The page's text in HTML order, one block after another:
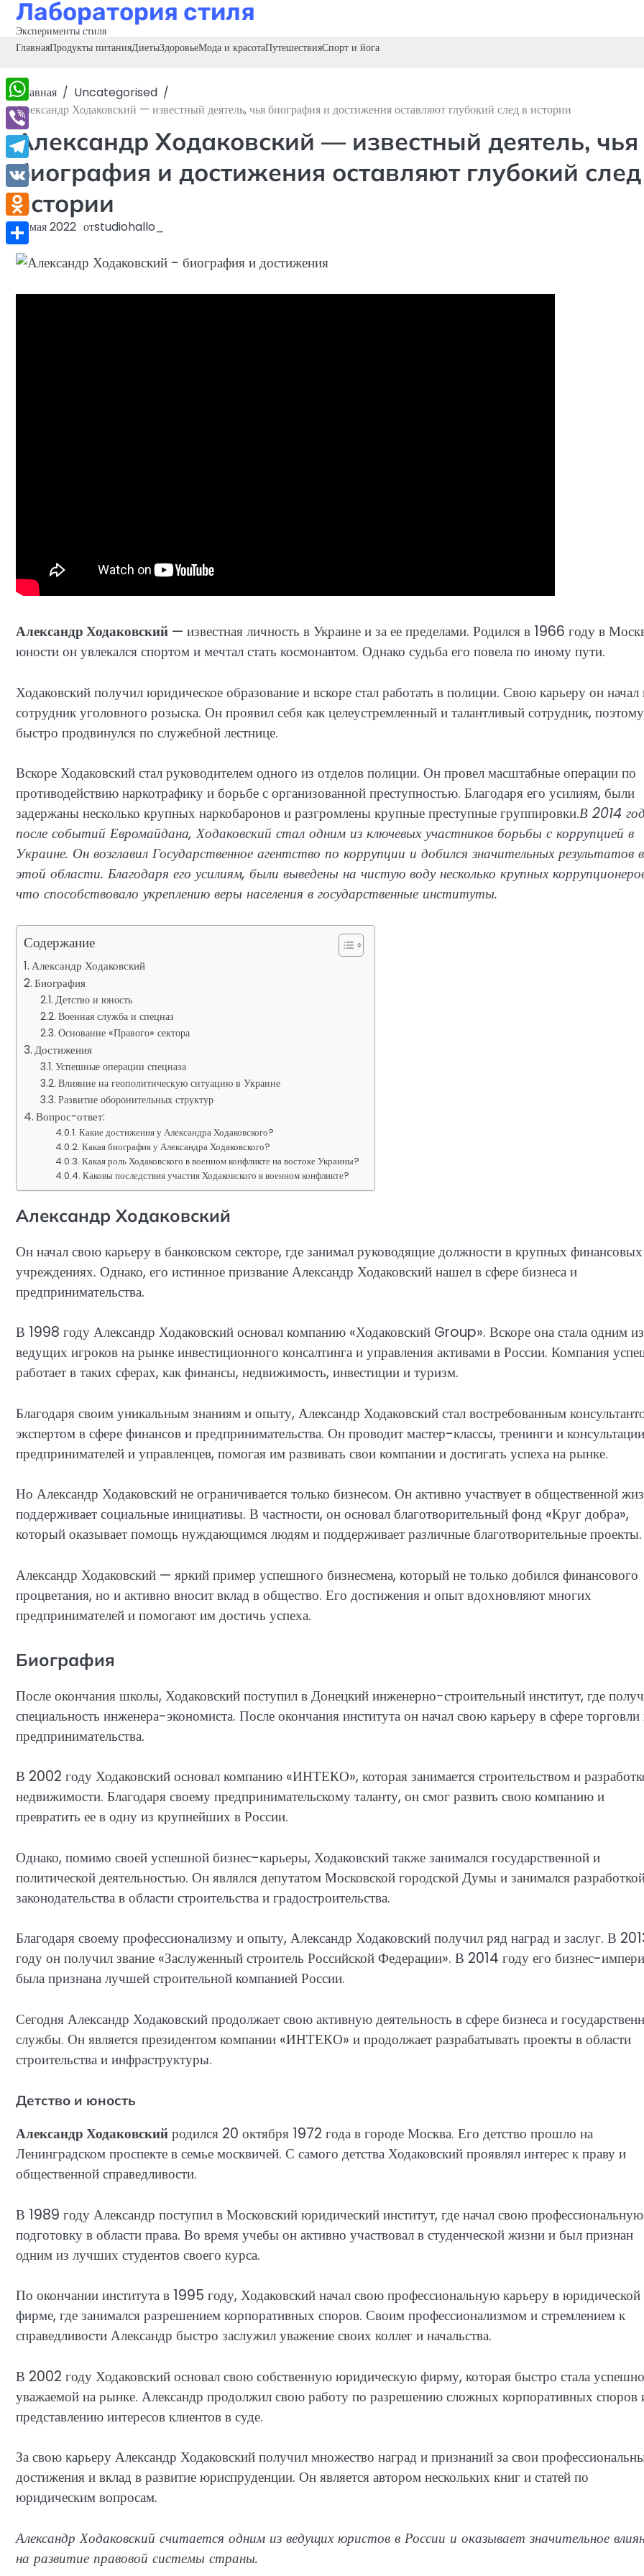
Перейти
содержимому
Лаборатория стиля
Эксперименты стиля
ГлавнаяПродукты питанияДиетыЗдоровьеМода и красотаПутешествияСпорт и йога
Главная
Uncategorised
Александр Ходаковский — известный деятель, чья биография и достижения оставляют глубокий след в истории
Александр Ходаковский — известный деятель, чья
биография и достижения оставляют глубокий
истории
16 мая 2022 отstudiohallo_
Александр Ходаковский — известная личность в Украине и за ее пределами. Родился в 1966 году в
юности он увлекался спортом и мечтал стать космонавтом. Однако судьба его повела по иному пути.
Ходаковский получил юридическое образование и вскоре стал работать в полиции. Свою карьеру он начал
сотрудник уголовного розыска. Он проявил себя как целеустремленный и талантливый сотрудник, поэтому
быстро продвинулся по служебной лестнице.
Вскоре Ходаковский стал руководителем одного из отделов полиции. Он провел масштабные операции по
противодействию наркотрафику и борьбе с организованной преступностью. Благодаря его усилиям, были
задержаны несколько крупных наркобаронов и разгромлены крупные преступные группировки.В 2014
после событий Евромайдана, Ходаковский стал одним из ключевых участников борьбы с коррупцией в
Украине. Он возглавил Государственное агентство по коррупции и добился значительных результатов в
этой области. Благодаря его усилиям, были выведены на чистую воду несколько крупных
что способствовало укреплению веры населения в государственные институты.
Содержание
Александр Ходаковский
Биография
Детство и юность
Военная служба и спецназ
Основание «Правого» сектора
Достижения
Успешные операции спецназа
Влияние на геополитическую ситуацию в Украине
Развитие оборонительных структур
Вопрос-ответ:
Какие достижения у Александра Ходаковского?
Какая биография у Александра Ходаковского?
Какая роль Ходаковского в военном конфликте на востоке Украины?
Каковы последствия участия Ходаковского в военном конфликте?
Александр Ходаковский
Он начал свою карьеру в банковском секторе, где занимал руководящие должности в крупных финансовых
учреждениях. Однако, его истинное призвание Александр Ходаковский нашел в сфере бизнеса и
предпринимательства.
В 1998 году Александр Ходаковский основал компанию «Ходаковский Group». Вскоре она стала одним из
ведущих игроков на рынке инвестиционного консалтинга и управления активами в России. Компания
работает в таких сферах, как финансы, недвижимость, инвестиции и туризм.
Благодаря своим уникальным знаниям и опыту, Александр Ходаковский стал востребованным
экспертом в сфере финансов и предпринимательства. Он проводит мастер-классы, тренинги и
предпринимателей и управленцев, помогая им развивать свои компании и достигать успеха на рынке.
Но Александр Ходаковский не ограничивается только бизнесом. Он активно участвует в общественной
поддерживает социальные инициативы. В частности, он основал благотворительный фонд «Круг добра»,
который оказывает помощь нуждающимся людям и поддерживает различные благотворительные проекты.
Александр Ходаковский — яркий пример успешного бизнесмена, который не только добился финансового
процветания, но и активно вносит вклад в общество. Его достижения и опыт вдохновляют многих
предпринимателей и помогают им достичь успеха.
Биография
После окончания школы, Ходаковский поступил в Донецкий инженерно-строительный институт, где
специальность инженера-экономиста. После окончания института он начал свою карьеру в сфере торговли
предпринимательства.
В 2002 году Ходаковский основал компанию «ИНТЕКО», которая занимается строительством и
недвижимости. Благодаря своему предпринимательскому таланту, он смог развить свою компанию и
превратить ее в одну из крупнейших в России.
Однако, помимо своей успешной бизнес-карьеры, Ходаковский также занимался государственной и
политической деятельностью. Он являлся депутатом Московской городской Думы и занимался
законодательства в области строительства и градостроительства.
Благодаря своему профессионализму и опыту, Александр Ходаковский получил ряд наград и заслуг. В
году он получил звание «Заслуженный строитель Российской Федерации». В 2014 году его бизнес-
была признана лучшей строительной компанией России.
Сегодня Александр Ходаковский продолжает свою активную деятельность в сфере бизнеса и
службы. Он является президентом компании «ИНТЕКО» и продолжает разрабатывать проекты в области
строительства и инфраструктуры.
Детство и юность
Александр Ходаковскийродился 20 октября 1972 года в городе Москва. Его детство прошло на
Ленинградском проспекте в семье москвичей. С самого детства Ходаковский проявлял интерес к праву и
общественной справедливости.
В 1989 году Александр поступил в Московский юридический институт, где начал свою профессиональную
подготовку в области права. Во время учебы он активно участвовал в студенческой жизни и был признан
одним из лучших студентов своего курса.
По окончании института в 1995 году, Ходаковский начал свою профессиональную карьеру в юридической
фирме, где занимался разрешением корпоративных споров. Своим профессионализмом и стремлением к
справедливости Александр быстро заслужил уважение своих коллег и начальства.
В 2002 году Ходаковский основал свою собственную юридическую фирму, которая быстро стала
уважаемой на рынке. Александр продолжил свою работу по разрешению сложных корпоративных споров
представлению интересов клиентов в суде.
За свою карьеру Александр Ходаковский получил множество наград и признаний за свои
достижения и вклад в развитие юриспруденции. Он является автором нескольких книг и статей по
юридическим вопросам.
Александр Ходаковский считается одним из ведущих юристов в России и оказывает значительное
на развитие правовой системы страны.
WhatsApp
Viber
Telegram
VK
Odnoklassniki
Отправить